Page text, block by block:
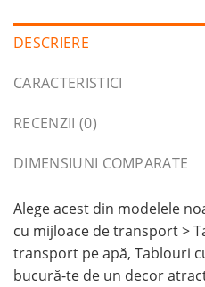
DESCRIERE
CARACTERISTICI
RECENZII (0)
DIMENSIUNI COMPARATE
Alege acest din modelele
cu mijloace de transport >
transport pe apă, Tablouri
bucură-te de un decor